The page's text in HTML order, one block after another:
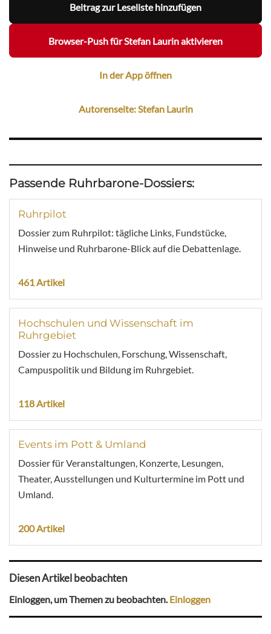
Beitrag zur Leseliste hinzufügen
Browser-Push für Stefan Laurin aktivieren
In der App öffnen
Autorenseite: Stefan Laurin
Passende Ruhrbarone-Dossiers:
Ruhrpilot
Dossier zum Ruhrpilot: tägliche Links, Fundstücke,
Hinweise und Ruhrbarone-Blick auf die Debattenlage.
461 Artikel
Hochschulen und Wissenschaft im
Ruhrgebiet
Dossier zu Hochschulen, Forschung, Wissenschaft,
Campuspolitik und Bildung im Ruhrgebiet.
118 Artikel
Events im Pott & Umland
Dossier für Veranstaltungen, Konzerte, Lesungen,
Theater, Ausstellungen und Kulturtermine im Pott und
Umland.
200 Artikel
Diesen Artikel beobachten
Einloggen, um Themen zu beobachten.Einloggen